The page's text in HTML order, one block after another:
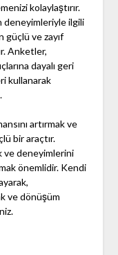
kolaylaştırır.
deneyimleriyle ilgili
güçlü ve zayıf
Anketler,
dayalı geri
kullanarak
artırmak ve
bir araçtır.
ve deneyimlerini
önemlidir. Kendi
ve dönüşüm